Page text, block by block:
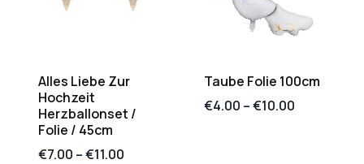
Alles Liebe Zur
Hochzeit
Herzballonset /
Folie / 45cm
€7.00 –€11.00
Taube Folie 100cm
€4.00 –€10.00